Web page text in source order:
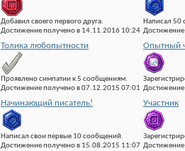
Добавил своего первого друга.
Достижение получено в 14.11.2016 10:24
Написал 50
Толика любопытности
Проявлено симпатии к 5 сообщениям.
Достижение получено в 07.12.2015 07:01
Опытный
Начинающий писатель!
Написал свои первые 10 сообщений.
Достижение получено в 15.08.2015 11:07
Участник